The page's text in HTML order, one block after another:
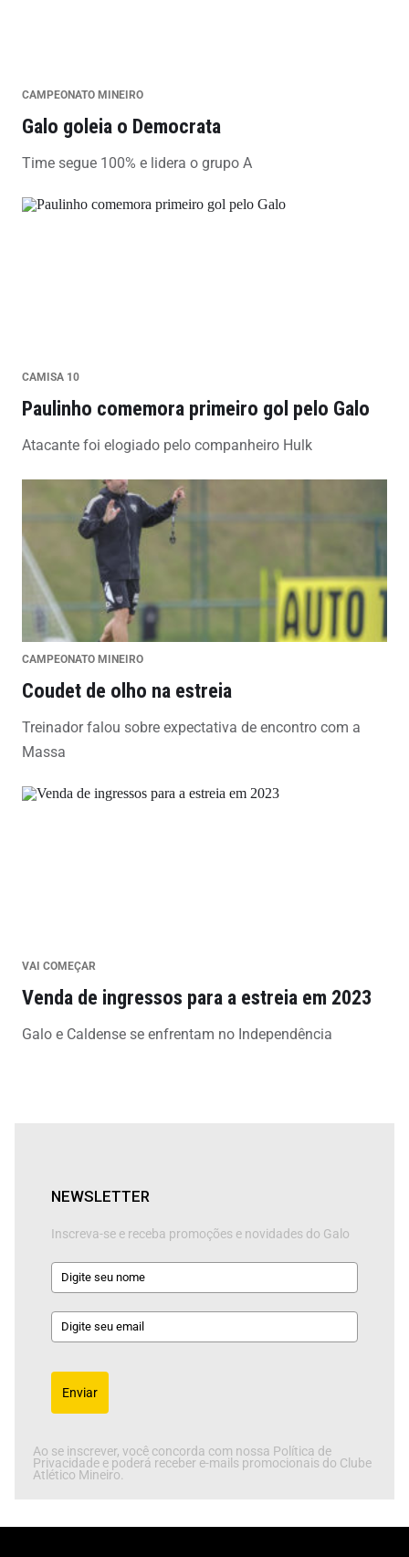
CAMPEONATO MINEIRO
Galo goleia o Democrata
Time segue 100% e lidera o grupo A
CAMISA 10
Paulinho comemora primeiro gol pelo Galo
Atacante foi elogiado pelo companheiro Hulk
CAMPEONATO MINEIRO
Coudet de olho na estreia
Treinador falou sobre expectativa de encontro com a
Massa
VAI COMEÇAR
Venda de ingressos para a estreia em 2023
Galo e Caldense se enfrentam no Independência
NEWSLETTER
Inscreva-se e receba promoções e novidades do Galo
Enviar
Ao se inscrever, você concorda com nossa Política de
Privacidade e poderá receber e-mails promocionais do Clube
Atlético Mineiro.